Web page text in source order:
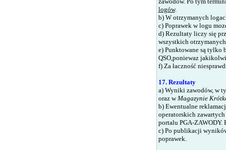
logów.
b)W otrzymanych
c)Poprawek w logu
d)Rezultaty liczy się
wszystkich
e)Punktowane są tylko
QSO,poniewaz
f)Za łaczność
17. Rezultaty
a)Wyniki zawodów, w
oraz w Magazynie
b)Ewentualne
operatorskich
portalu PGA-ZAWODY.
c) Po publikacji
poprawek.